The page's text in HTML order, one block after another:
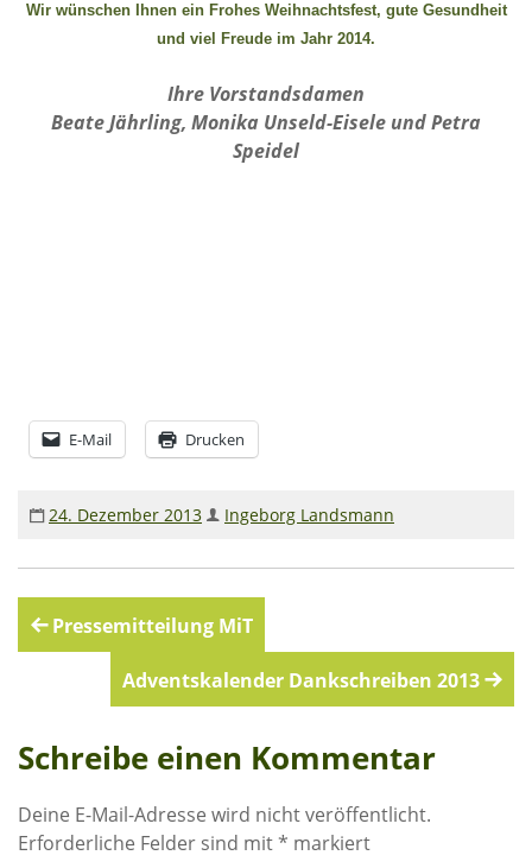
Wir wünschen Ihnen ein Frohes Weihnachtsfest, gute Gesundheit
und viel Freude im Jahr 2014.
Ihre Vorstandsdamen
Beate Jährling, Monika Unseld-Eisele und Petra
Speidel
E-Mail Drucken
24. Dezember 2013 Ingeborg Landsmann
Beitragsnavigation
Pressemitteilung MiT
Adventskalender Dankschreiben 2013
Schreibe einen Kommentar
Deine E-Mail-Adresse wird nicht veröffentlicht.
Erforderliche Felder sind mit* markiert